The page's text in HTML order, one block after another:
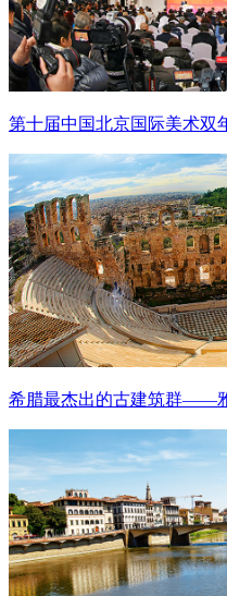
第十届中国北京国际美术双
希腊最杰出的古建筑群——